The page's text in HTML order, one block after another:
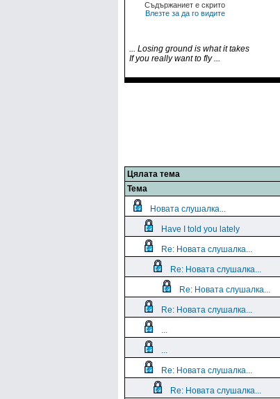
Съдържаниет е скрито
Влезте за да го видите
... Losing ground is what it takes
If you really want to fly ...
Цялата тема
Тема
Новата слушалка...
Have I told you lately
Re: Новата слушалка...
Re: Новата слушалка...
Re: Новата слушалка...
Re: Новата слушалка...
...
...
Re: Новата слушалка...
Re: Новата слушалка...